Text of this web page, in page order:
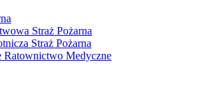
Straż Pożarna
Straż Pożarna
Ratownictwo Medyczne